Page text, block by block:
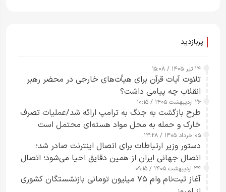
پربازدید
۱۴ تیر ۱۴۰۵ / ۱۵:۰۸
تلاوت آیات قرآن برای هیأت‌های خارجی در محضر رهبر
انقلاب چه پیامی داشت؟
۲۶ اردیبهشت ۱۴۰۵ / ۱۰:۱۵
طرح‌ بازگشت به جنگ به ترامپ ارائه شد/عملیات تصرف
خارک و حمله به محل مواد هسته‌ای محتمل است
۰۵ خرداد ۱۴۰۵ / ۱۳:۲۸
دستور وزیر ارتباطات برای اتصال اینترنت صادر شد؛
اتصال جهانی ایران از همین دقایق احیا می‌شود؛ اتصال
کامل مردم تا ۲۴ ساعت آینده
۲۴ اردیبهشت ۱۴۰۵ / ۰۹:۱۵
آغاز ثبت‌نام وام ۷۵ میلیون تومانی بازنشستگان کشوری